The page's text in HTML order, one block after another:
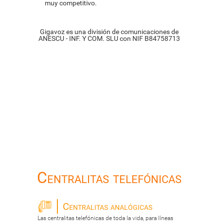
muy competitivo.
Gigavoz es una división de comunicaciones de
ANESCU - INF. Y COM. SLU con NIF B84758713
Centralitas telefónicas
Centralitas analógicas
Las centralitas telefónicas de toda la vida, para líneas